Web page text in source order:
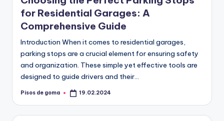
m
a
for Residential Garages: A
Comprehensive Guide
Introduction When it comes to residential garages,
parking stops are a crucial element for ensuring safety
and organization. These simple yet effective tools are
designed to guide drivers and their…
Publicado
Pisos de goma 19.02.2024